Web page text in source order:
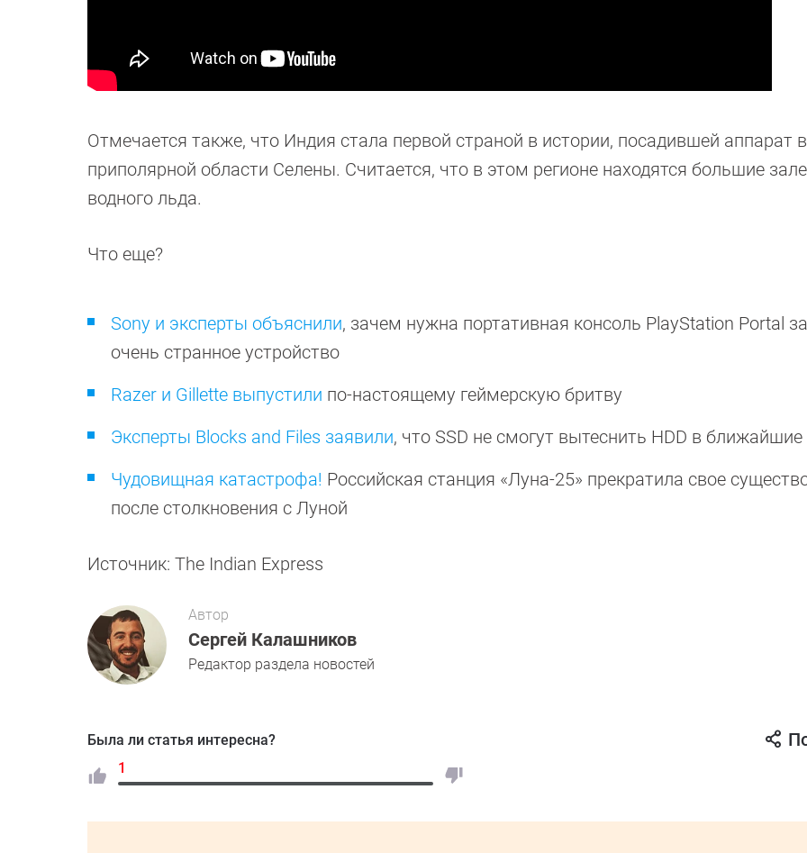
Отмечается также, что Индия стала первой страной в истории, посадившей аппарат в
приполярной области Селены. Считается, что в этом регионе находятся большие
водного льда.
Что еще?
Sony и эксперты объяснили, зачем нужна портативная консоль PlayStation Portal
очень странное устройство
Razer и Gillette выпустили по-настоящему геймерскую бритву
Эксперты Blocks and Files заявили, что SSD не смогут вытеснить HDD в
Чудовищная катастрофа! Российская станция «Луна-25» прекратила свое
после столкновения с Луной
Источник: The Indian Express
Автор
Сергей Калашников
Редактор раздела новостей
Была ли статья интересна?
1